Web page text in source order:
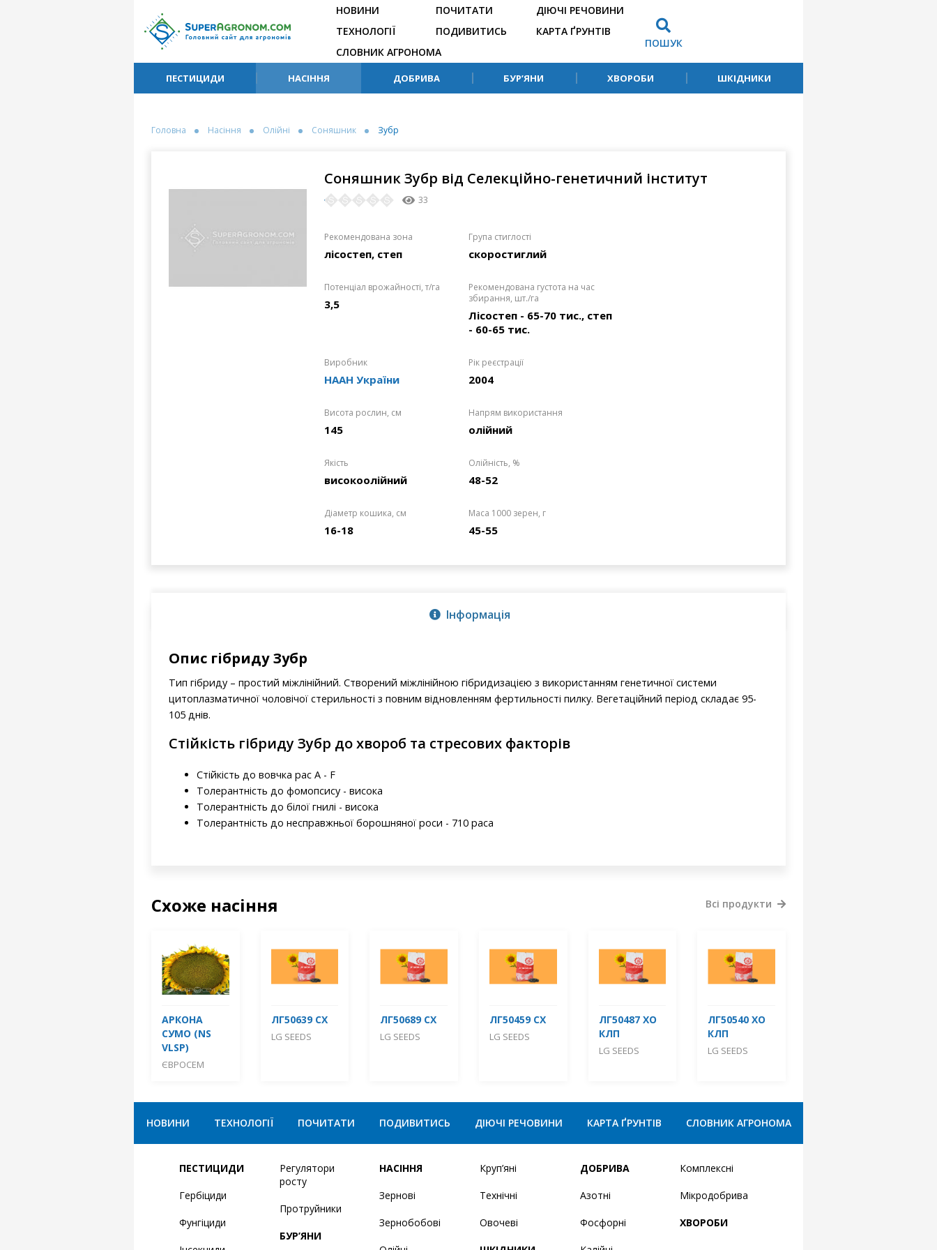
НОВИНИ
ТЕХНОЛОГІЇ
ПОЧИТАТИ
ПОДИВИТИСЬ
ДІЮЧІ РЕЧОВИНИ
КАРТА ҐРУНТІВ
СЛОВНИК АГРОНОМА
ПОШУК
ПЕСТИЦИДИ НАСІННЯ ДОБРИВА БУР’ЯНИ ХВОРОБИ ШКІДНИКИ
Головна Насіння Олійні Соняшник Зубр
Соняшник Зубр від Селекційно-генетичний інститут
33
Рекомендована зона
лісостеп, степ
Група стиглості
скоростиглий
Потенціал врожайності, т/га
3,5
Рекомендована густота на час
збирання, шт./га
Лісостеп - 65-70 тис., степ
- 60-65 тис.
Виробник
НААН України
Рік реєстрації
2004
Висота рослин, см
145
Напрям використання
олійний
Якість
високоолійний
Олійність, %
48-52
Діаметр кошика, см
16-18
Маса 1000 зерен, г
45-55
Інформація
Опис гібриду Зубр
Тип гібриду – простий міжлінійний. Створений міжлінійною гібридизацією з використанням генетичної системи
цитоплазматичної чоловічої стерильності з повним відновленням фертильності пилку. Вегетаційний період складає 95-
105 днів.
Стійкість гібриду Зубр до хвороб та стресових факторів
Стійкість до вовчка рас A - F
Толерантність до фомопсису - висока
Толерантність до білої гнилі - висока
Толерантність до несправжньої борошняної роси - 710 раса
Схоже насіння
АРКОНА
СУМО (NS
VLSP)
ЄВРОСЕМ
ЛГ50639 СХ
LG SEEDS
ЛГ50689 СХ
LG SEEDS
ЛГ50459 СХ
LG SEEDS
ЛГ50487 ХО
КЛП
LG SEEDS
ЛГ50540 ХО
КЛП
LG SEEDS
Всі продукти
НОВИНИ ТЕХНОЛОГІЇ ПОЧИТАТИ ПОДИВИТИСЬ ДІЮЧІ РЕЧОВИНИ КАРТА ҐРУНТІВ СЛОВНИК АГРОНОМА
ПЕСТИЦИДИ
Гербіциди
Фунгіциди
Регулятори
росту
Протруйники
БУР’ЯНИ
НАСІННЯ
Зернові
Зернобобові
Круп’яні
Технічні
Овочеві
ДОБРИВА
Азотні
Фосфорні
Комплексні
Мікродобрива
ХВОРОБИ